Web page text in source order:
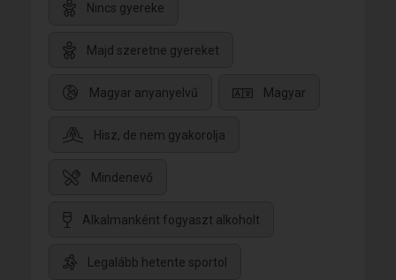
Nincs gyereke
Majd szeretne gyereket
Magyar anyanyelvű Magyar
Hisz, de nem gyakorolja
Mindenevő
Alkalmanként fogyaszt alkoholt
Legalább hetente sportol